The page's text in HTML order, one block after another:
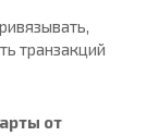
транзакций
от